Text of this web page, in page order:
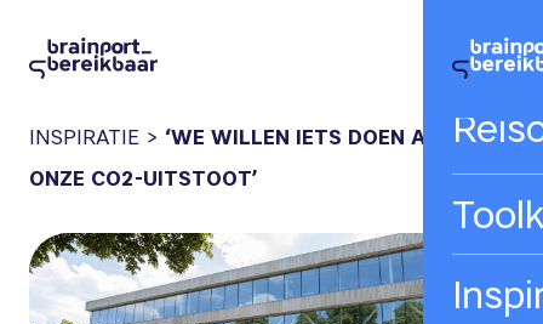
INSPIRATIE > ‘WE WILLEN IETS DOEN AAN
ONZE CO2-UITSTOOT’